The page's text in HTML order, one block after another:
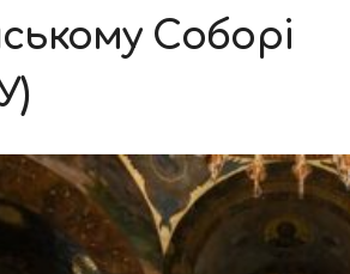
Соборі